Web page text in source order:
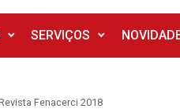
SERVIÇOS
Fenacerci 2018